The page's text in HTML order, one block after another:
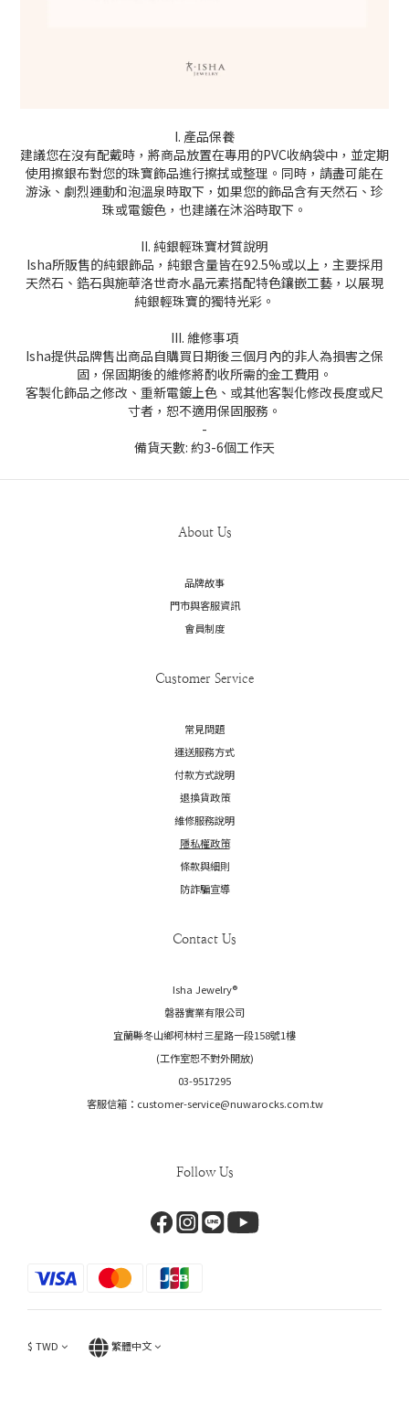
I. 產品保養
建議您在沒有配戴時，將商品放置在專用的PVC收納袋中，並定期
使用擦銀布對您的珠寶飾品進行擦拭或整理。同時，請盡可能在
游泳、劇烈運動和泡溫泉時取下，如果您的飾品含有天然石、珍
珠或電鍍色，也建議在沐浴時取下。
II. 純銀輕珠寶材質說明
Isha所販售的純銀飾品，純銀含量皆在92.5%或以上，主要採用
天然石、鋯石與施華洛世奇水晶元素搭配特色鑲嵌工藝，以展現
純銀輕珠寶的獨特光彩。
III. 維修事項
Isha提供品牌售出商品自購買日期後三個月內的非人為損害之保
固，保固期後的維修將酌收所需的金工費用。
客製化飾品之修改、重新電鍍上色、或其他客製化修改長度或尺
寸者，恕不適用保固服務。
-
備貨天數: 約3-6個工作天
About Us
品牌故事
門市與客服資訊
會員制度
Customer Service
常見問題
運送服務方式
付款方式說明
退換貨政策
維修服務說明
隱私權政策
條款與細則
防詐騙宣導
Contact Us
Isha Jewelry®️
磐器實業有限公司
宜蘭縣冬山鄉柯林村三星路一段158號1樓
(工作室恕不對外開放)
03-9517295
客服信箱：customer-service@nuwarocks.com.tw
Follow Us
$ TWD 繁體中文